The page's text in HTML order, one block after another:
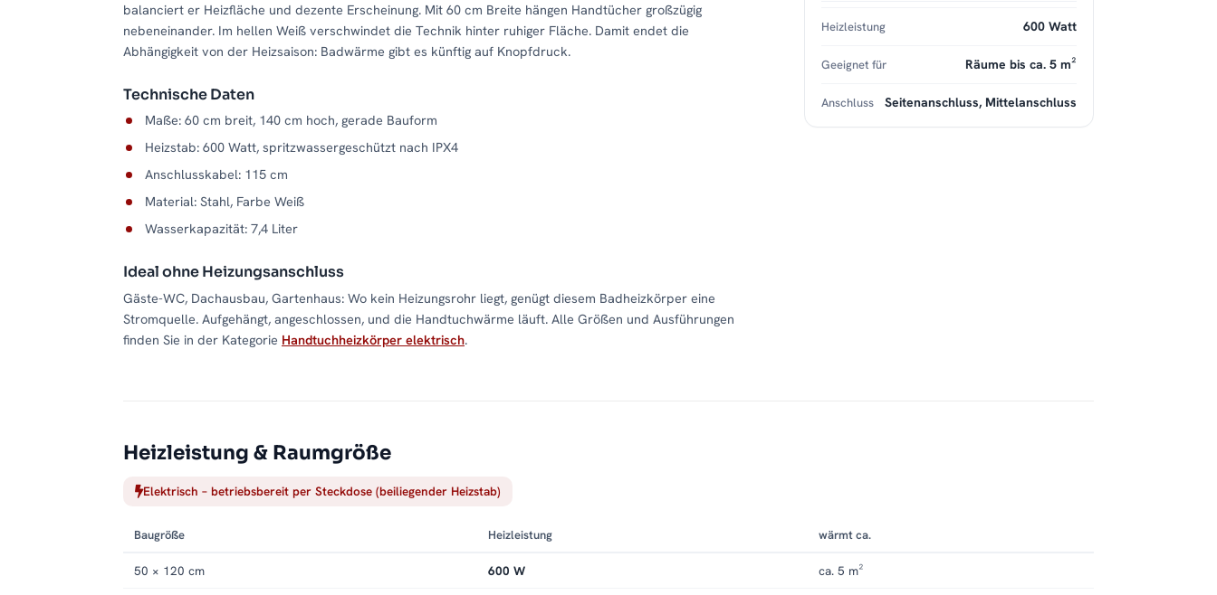
balanciert er Heizfläche und dezente Erscheinung. Mit 60 cm Breite hängen Handtücher großzügig
nebeneinander. Im hellen Weiß verschwindet die Technik hinter ruhiger Fläche. Damit endet die
Abhängigkeit von der Heizsaison: Badwärme gibt es künftig auf Knopfdruck.
Technische Daten
Maße: 60 cm breit, 140 cm hoch, gerade Bauform
Heizstab: 600 Watt, spritzwassergeschützt nach IPX4
Anschlusskabel: 115 cm
Material: Stahl, Farbe Weiß
Wasserkapazität: 7,4 Liter
Ideal ohne Heizungsanschluss
Gäste-WC, Dachausbau, Gartenhaus: Wo kein Heizungsrohr liegt, genügt diesem Badheizkörper eine
Stromquelle. Aufgehängt, angeschlossen, und die Handtuchwärme läuft. Alle Größen und Ausführungen
finden Sie in der Kategorie Handtuchheizkörper elektrisch.
Heizleistung 600 Watt
Geeignet für Räume bis ca. 5 m²
Anschluss Seitenanschluss, Mittelanschluss
Heizleistung & Raumgröße
Elektrisch – betriebsbereit per Steckdose (beiliegender Heizstab)
Baugröße Heizleistung wärmt ca.
50 × 120 cm 600 W ca. 5 m²